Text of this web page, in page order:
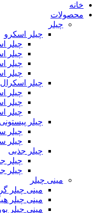
خانه
محصولات
چیلر
چیلر اسکرو
چیلر
چیلر
چیلر
چیلر
چیلر اسکرال
چیلر
چیلر
چیلر
چیلر پیستونی
چیلر
چیلر
چیلر جذبی
چیلر
چیلر
مینی چیلر
مینی چیلر
مینی چیلر
مینی چیلر